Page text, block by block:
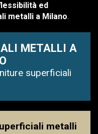
ed
metalli a Milano.
METALLI A
superficiali
metalli